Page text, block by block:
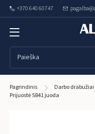
+370 640 60747
Pagrindinis Darbo drabužiai
Prijuostė S841 juoda